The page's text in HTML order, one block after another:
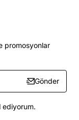
promosyonlar
Gönder
ediyorum.